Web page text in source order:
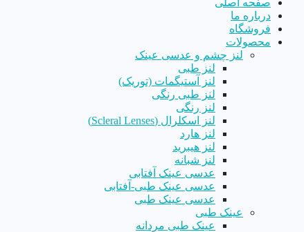
صفحه اصلی
درباره ما
فروشگاه
محصولات
لنز چشم و عدسی عینک
لنز طبی
لنز آستیگمات (توریک)
لنز طبی رنگی
لنز رنگی
لنز اسکلرال (Scleral Lenses)
لنز هارد
لنز هیبرید
لنز شبانه
عدسی عینک آفتابی
عدسی عینک طبی-آفتابی
عدسی عینک طبی
عینک طبی
عینک طبی مردانه